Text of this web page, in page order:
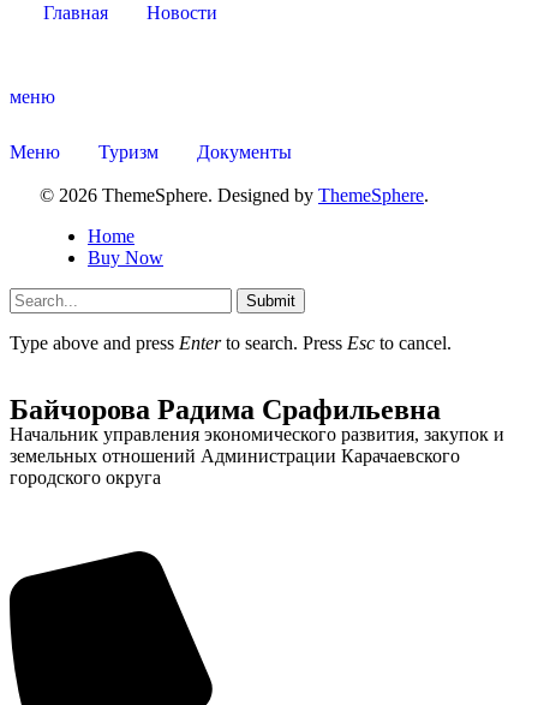
Главная Новости
меню
Меню Туризм Документы
© 2026 ThemeSphere. Designed by ThemeSphere.
Home
Buy Now
Submit
Type above and press Enterto search. Press Esc to cancel.
Туризм
Байчорова Радима Срафильевна
Начальник управления экономического развития, закупок и
земельных отношений Администрации Карачаевского
городского округа